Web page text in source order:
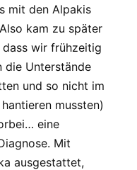
mit den Alpakis
kam zu später
wir frühzeitig
die Unterstände
und so nicht im
mussten)
eine
Mit
ausgestattet,